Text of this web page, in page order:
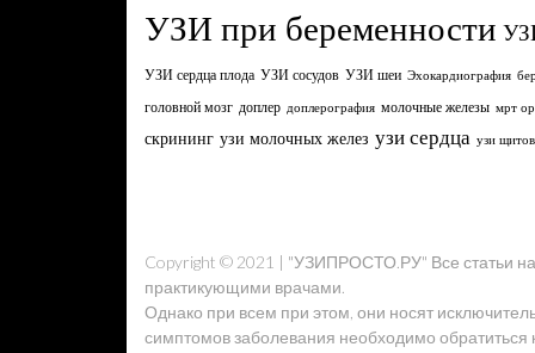
УЗИ при беременности
УЗИ сердца плода УЗИ сосудов УЗИ шеи Эхокардиография
головной мозг доплер доплерография молочные железы мрт
скрининг узи молочных желез узи сердца узи
Copyright © 2021 | "УЗИПРОСТО.РУ" Все статьи
практикующими врачами.
Однако при всем при этом, они носят
симптомов заболевания необходимо обратиться